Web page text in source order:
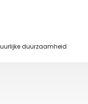
duurzaamheid